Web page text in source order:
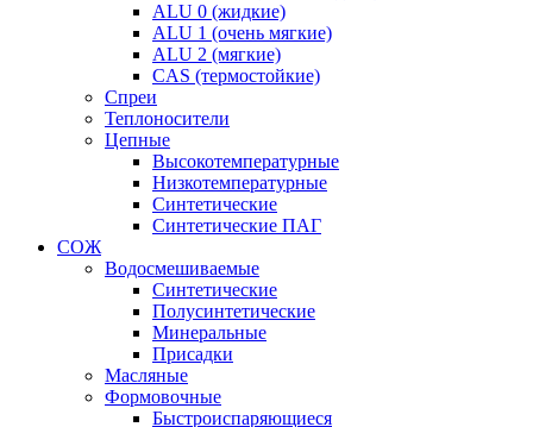
ALU 0 (жидкие)
ALU 1 (очень мягкие)
ALU 2 (мягкие)
CAS (термостойкие)
Спреи
Теплоносители
Цепные
Высокотемпературные
Низкотемпературные
Синтетические
Синтетические ПАГ
СОЖ
Водосмешиваемые
Синтетические
Полусинтетические
Минеральные
Присадки
Масляные
Формовочные
Быстроиспаряющиеся